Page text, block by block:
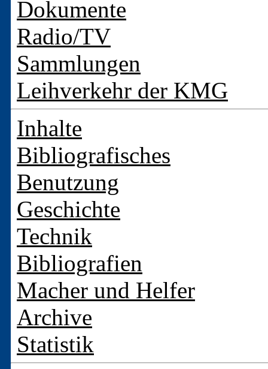
Dokumente
Radio/TV
Sammlungen
Leihverkehr der KMG
Inhalte
Bibliografisches
Benutzung
Geschichte
Technik
Bibliografien
Macher und Helfer
Archive
Statistik